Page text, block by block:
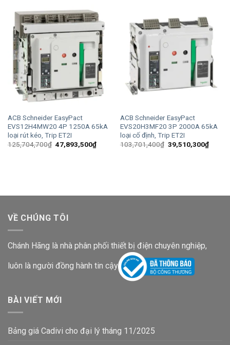
ACB Schneider EasyPact
EVS12H4MW20 4P 1250A 65kA
loại rút kéo, Trip ET2I
125,704,700₫ Giá
gốc
47,893,500₫Giá
hiện
ACB Schneider EasyPact
EVS20H3MF20 3P 2000A 65kA
loại cố định, Trip ET2I
103,701,400₫ Giá
gốc
39,510,300₫Giá
hiện
VỀ CHÚNG TÔI
Chánh Hãng là nhà phân phối thiết bị điện chuyên nghiệp,
luôn là người đồng hành tin cậy
BÀI VIẾT MỚI
Bảng giá Cadivi cho đại lý tháng 11/2025